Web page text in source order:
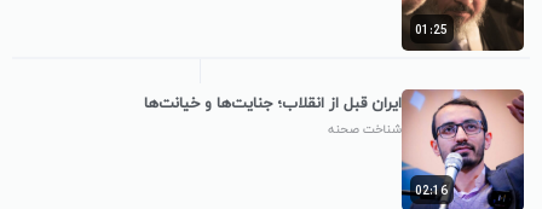
01:25
02:16
ایران قبل از انقلاب؛ جنایت‌ها و خیانت‌ها
شناخت صحنه